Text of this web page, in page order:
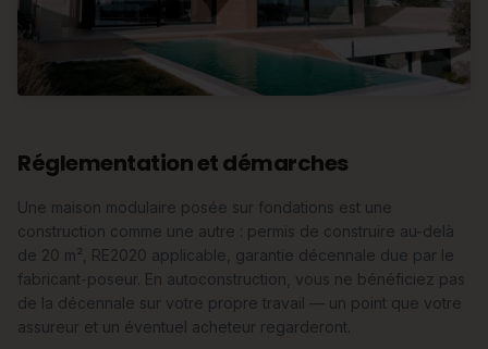
Réglementation et démarches
Une maison modulaire posée sur fondations est une
construction comme une autre : permis de construire au-delà
de 20 m², RE2020 applicable, garantie décennale due par le
fabricant-poseur. En autoconstruction, vous ne bénéficiez pas
de la décennale sur votre propre travail — un point que votre
assureur et un éventuel acheteur regarderont.